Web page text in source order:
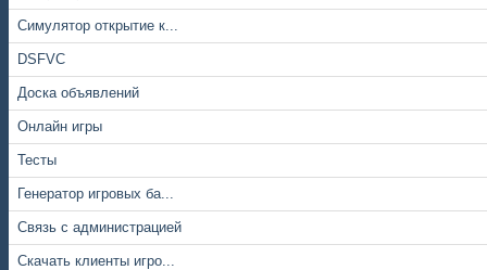
Симулятор открытие к...
DSFVC
Доска объявлений
Онлайн игры
Тесты
Генератор игровых ба...
Связь с администрацией
Скачать клиенты игро...